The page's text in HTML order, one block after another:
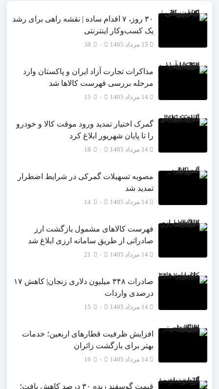
۳۰ روز، ۷ اقدام ساده | نقشه راهی برای رشد
یک کسب‌وکار اینترنتی
15 مرداد 1405 38
مذاکرات تجارت آزاد ایران و پاکستان وارد
مرحله بررسی فهرست کالاها شد
14 مرداد 1405 15
گمرک اختیار تمدید ورود موقت کالا و خودرو
را تا پایان شهریور ابلاغ کرد
14 مرداد 1405 18
مصوبه تسهیلات گمرکی در شرایط اضطرار
تمدید شد
14 مرداد 1405 14
فهرست کالاهای مشمول بازگشت ارز
صادراتی از طریق سامانه ارزی ابلاغ شد
14 مرداد 1405 21
صادرات ۳۴۸ میلیون دلاری زنجان| ‌کاهش ۱۷
درصدی واردات
14 مرداد 1405 15
افزایش ظرفیت قطارهای اربعین؛ خدمات
بهتر برای بازگشت زائران
14 مرداد 1405 16
قیمت گوسفند زنده ۳۰ درصد کاهش یافت؛